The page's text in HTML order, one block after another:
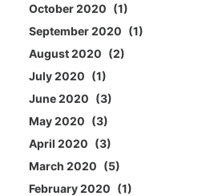
October 2020
1
September 2020
1
August 2020
2
July 2020
1
June 2020
3
May 2020
3
April 2020
3
March 2020
5
February 2020
1